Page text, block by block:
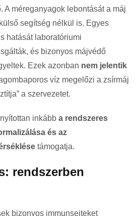
A méreganyagok lebontását a máj
segítség nélkül is. Egyes
hatását laboratóriumi
és bizonyos májvédő
Ezek azonban nem jelentik
víz megelőzi a zsírmáj
a szervezetet.
inkább a rendszeres
és az
támogatja.
rendszerben
bizonyos immunsejteket